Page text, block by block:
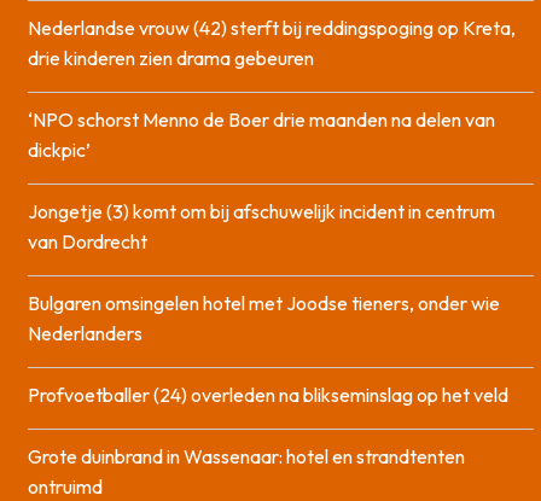
Nederlandse vrouw (42) sterft bij reddingspoging op Kreta,
drie kinderen zien drama gebeuren
‘NPO schorst Menno de Boer drie maanden na delen van
dickpic’
Jongetje (3) komt om bij afschuwelijk incident in centrum
van Dordrecht
Bulgaren omsingelen hotel met Joodse tieners, onder wie
Nederlanders
Profvoetballer (24) overleden na blikseminslag op het veld
Grote duinbrand in Wassenaar: hotel en strandtenten
ontruimd